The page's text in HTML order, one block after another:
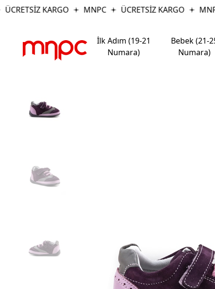
KARGO MNPC ÜCRETSİZ KARGO MNPC
İlk Adım (19-21
Numara)
Bebek (21-
Numara)